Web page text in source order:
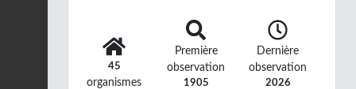
45
organismes
Première
observation
1905
Dernière
observation
2026